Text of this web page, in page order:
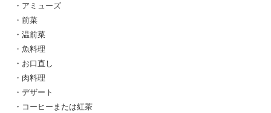
・アミューズ
・前菜
・温前菜
・魚料理
・お口直し
・肉料理
・デザート
・コーヒーまたは紅茶